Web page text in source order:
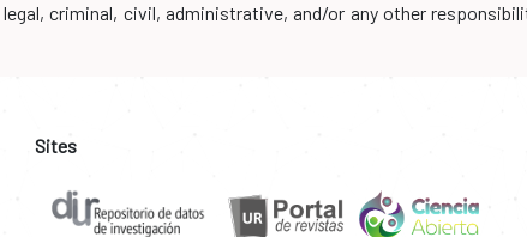
criminal, civil, administrative, and/or any other
Sites